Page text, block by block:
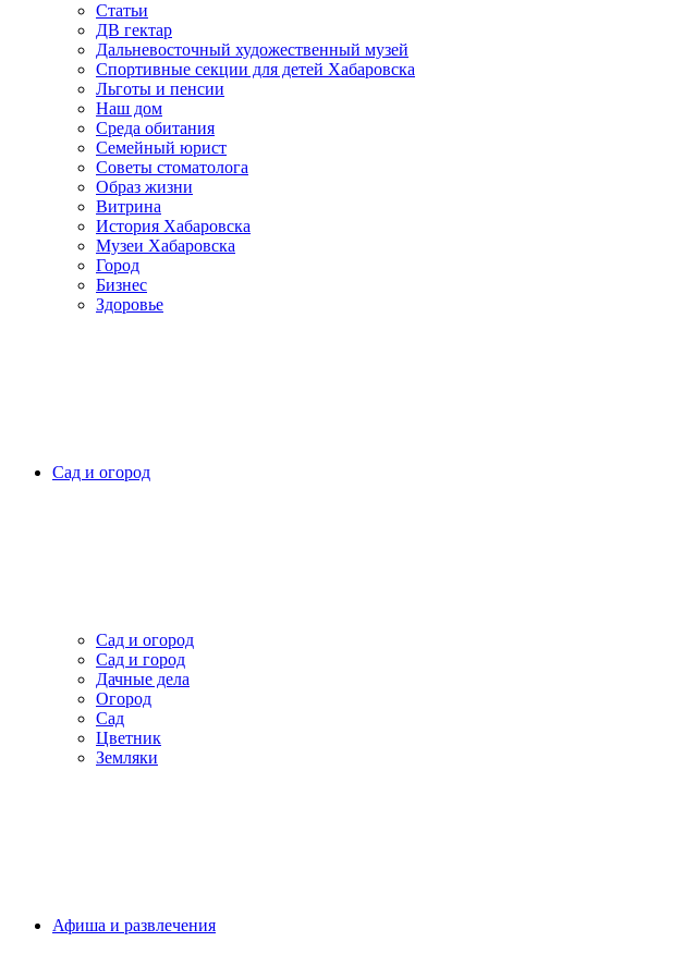
Статьи
ДВ гектар
Дальневосточный художественный музей
Спортивные секции для детей Хабаровска
Льготы и пенсии
Наш дом
Среда обитания
Семейный юрист
Советы стоматолога
Образ жизни
Витрина
История Хабаровска
Музеи Хабаровска
Город
Бизнес
Здоровье
Сад и огород
Сад и огород
Сад и город
Дачные дела
Огород
Сад
Цветник
Земляки
Афиша и развлечения